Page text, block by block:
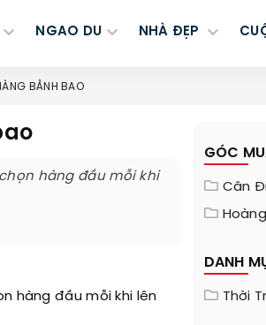
NGAO DU NHÀ ĐẸP
BẢNH BAO
hàng đầu mỗi khi
hàng đầu mỗi khi lên
GÓC
Cân
DANH
Thời